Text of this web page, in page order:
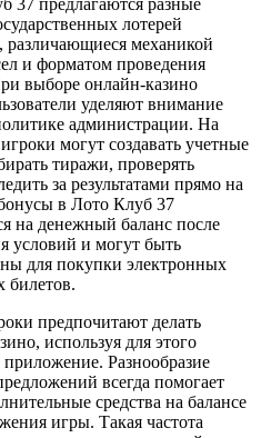
37 предлагаются разные
лотерей
различающиеся механикой
и форматом проведения
выборе онлайн-казино
уделяют внимание
администрации. На
могут создавать учетные
тиражи, проверять
за результатами прямо на
в Лото Клуб 37
на денежный баланс после
условий и могут быть
для покупки электронных
билетов.
предпочитают делать
используя для этого
приложение. Разнообразие
всегда помогает
средства на балансе
игры. Такая частота